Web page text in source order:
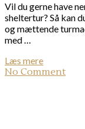
Vil du gerne have
sheltertur? Så kan
og mættende
med …
Læs mere
No Comment